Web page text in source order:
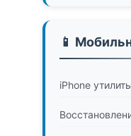
📱
iPhone